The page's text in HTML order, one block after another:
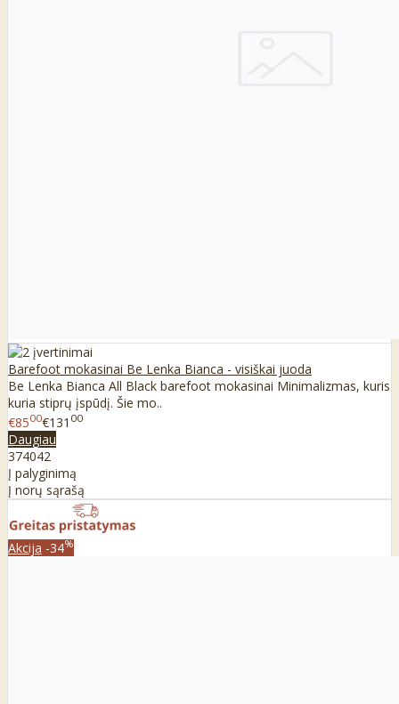
Barefoot mokasinai Be Lenka Bianca - visiškai juoda
Be Lenka Bianca All Black barefoot mokasinai Minimalizmas, kuris
kuria stiprų įspūdį. Šie mo..
€8500€131 00
Daugiau
374042
Į palyginimą
Į norų sąrašą
Akcija -34%